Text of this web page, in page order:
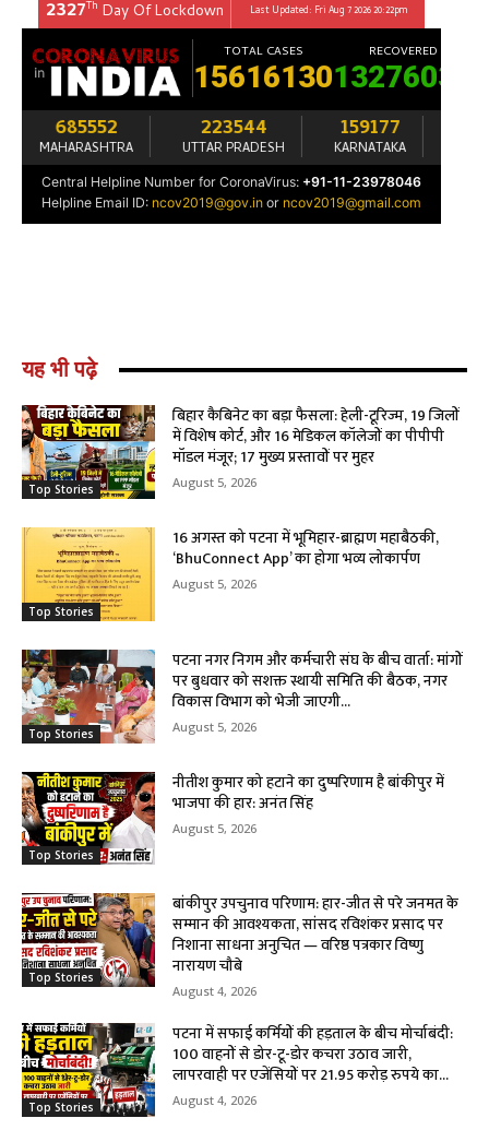
यह भी पढ़े
Top Stories
बिहार कैबिनेट का बड़ा फैसला: हेली-टूरिज्म, 19 जिलों
में विशेष कोर्ट, और 16 मेडिकल कॉलेजों का पीपीपी
मॉडल मंजूर; 17 मुख्य प्रस्तावों पर मुहर
August 5, 2026
Top Stories
16 अगस्त को पटना में भूमिहार-ब्राह्मण महाबैठकी,
‘BhuConnect App’ का होगा भव्य लोकार्पण
August 5, 2026
Top Stories
पटना नगर निगम और कर्मचारी संघ के बीच वार्ता: मांगों
पर बुधवार को सशक्त स्थायी समिति की बैठक, नगर
विकास विभाग को भेजी जाएगी...
August 5, 2026
Top Stories
नीतीश कुमार को हटाने का दुष्परिणाम है बांकीपुर में
भाजपा की हार: अनंत सिंह
August 5, 2026
Top Stories
बांकीपुर उपचुनाव परिणाम: हार-जीत से परे जनमत के
सम्मान की आवश्यकता, सांसद रविशंकर प्रसाद पर
निशाना साधना अनुचित — वरिष्ठ पत्रकार विष्णु
नारायण चौबे
August 4, 2026
Top Stories
पटना में सफाई कर्मियों की हड़ताल के बीच मोर्चाबंदी:
100 वाहनों से डोर-टू-डोर कचरा उठाव जारी,
लापरवाही पर एजेंसियों पर 21.95 करोड़ रुपये का...
August 4, 2026